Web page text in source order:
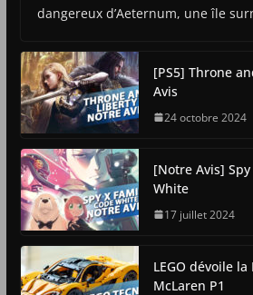
dangereux d’Aeternum, une île
[PS5] Throne
Avis
24 octobre 2024
[Notre Avis]
White
17 juillet 2024
LEGO dévoile la
McLaren P1